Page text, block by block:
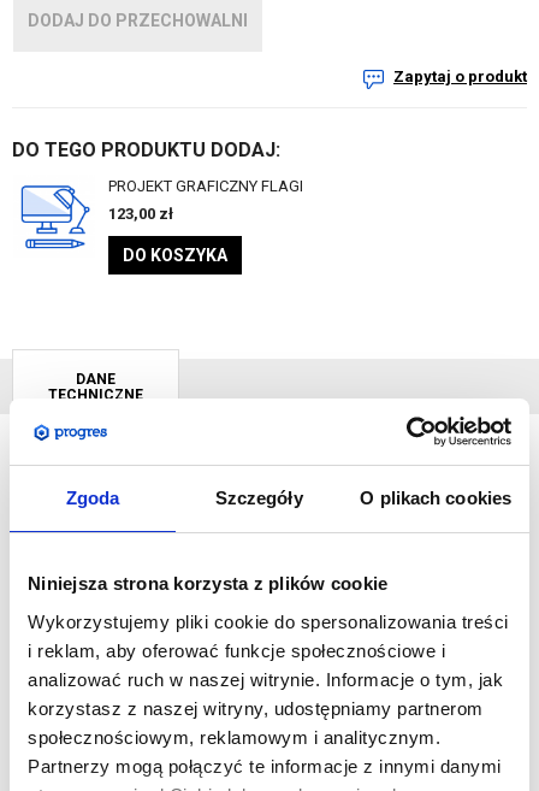
Zgoda Szczegóły O plikach cookies
Niniejsza strona korzysta z plików cookie
Wykorzystujemy pliki cookie do spersonalizowania treści
i reklam, aby oferować funkcje społecznościowe i
analizować ruch w naszej witrynie. Informacje o tym, jak
korzystasz z naszej witryny, udostępniamy partnerom
społecznościowym, reklamowym i analitycznym.
Partnerzy mogą połączyć te informacje z innymi danymi
DODAJ DO PRZECHOWALNI
Zapytaj o produkt
DO TEGO PRODUKTU DODAJ:
PROJEKT GRAFICZNY FLAGI
123,00 zł
DO KOSZYKA
DANE
TECHNICZNE
Flaga Quadjest wytrzymałym i solidnym produktem, który
spełni każde wymagania naszych klientów. Za jej pomocą
Konstrukcja masztu składa się z kilku elementów łączonych ze
sobą. Flaga zapewnia odpowiednią prezentację naszej reklamy
w każdych warunkach atmosferycznych, lecz można ją
stosować z powodzeniem także we wnętrzach.
SPECYFIKACJA:
Wysokość masztu: 290 cm